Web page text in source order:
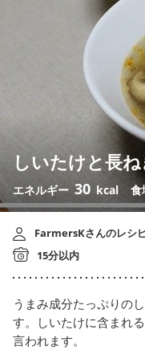
しいたけと長
エネルギー 30 kcal 食
FarmersKさんのレシ
15分以内
うまみ成分たっぷりの
す。しいたけに含まれ
言われます。